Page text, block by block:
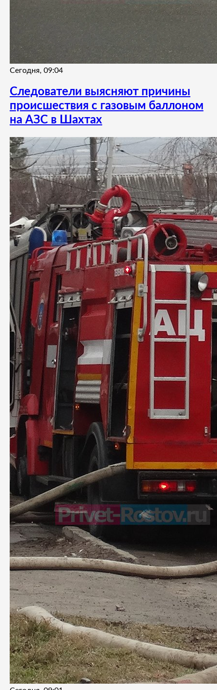
Сегодня, 09:04
Следователи выясняют причины
происшествия с газовым баллоном
на АЗС в Шахтах